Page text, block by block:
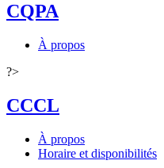
CQPA
À propos
?>
CCCL
À propos
Horaire et disponibilités